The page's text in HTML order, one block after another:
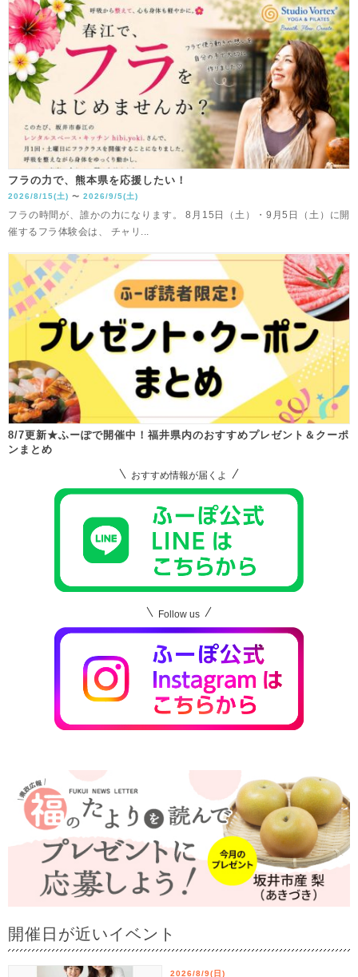
フラの力で、熊本県を応援したい！
2026/8/15(土) 〜 2026/9/5(土)
フラの時間が、誰かの力になります。 8月15日（土）・9月5日（土）に開
催するフラ体験会は、 チャリ...
8/7更新★ふーぽで開催中！福井県内のおすすめプレゼント＆クーポ
ンまとめ
おすすめ情報が届くよ
Follow us
開催日が近いイベント
2026/8/9(日)